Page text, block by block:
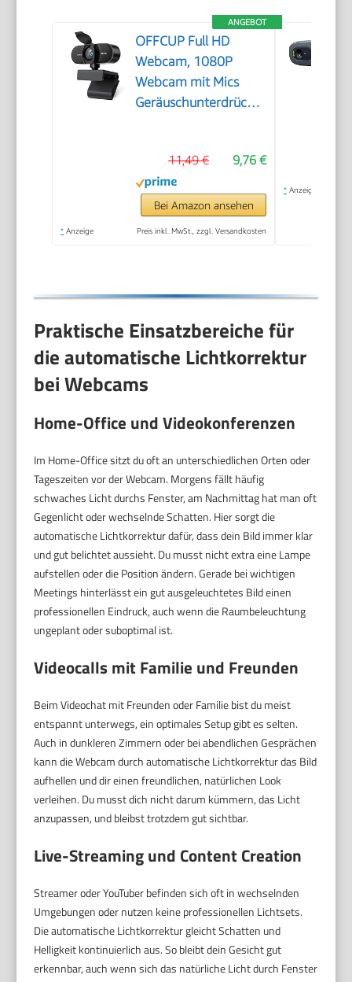
ANGEBOT
OFFCUP Full HD
Webcam, 1080P
Webcam mit Mics
Geräuschunterdrückung,
Kamera für PC Laptop
für Live-Streaming
Videoanruf Konferenz
Online-Unterricht
9,76 €
11,49 €
Bei Amazon ansehen
* Anzeige Preis inkl. MwSt., zzgl. Versandkosten
* Anzeige
Praktische Einsatzbereiche für
die automatische Lichtkorrektur
bei Webcams
Home-Office und Videokonferenzen
Im Home-Office sitzt du oft an unterschiedlichen Orten oder
Tageszeiten vor der Webcam. Morgens fällt häufig
schwaches Licht durchs Fenster, am Nachmittag hat man oft
Gegenlicht oder wechselnde Schatten. Hier sorgt die
automatische Lichtkorrektur dafür, dass dein Bild immer klar
und gut belichtet aussieht. Du musst nicht extra eine Lampe
aufstellen oder die Position ändern. Gerade bei wichtigen
Meetings hinterlässt ein gut ausgeleuchtetes Bild einen
professionellen Eindruck, auch wenn die Raumbeleuchtung
ungeplant oder suboptimal ist.
Videocalls mit Familie und Freunden
Beim Videochat mit Freunden oder Familie bist du meist
entspannt unterwegs, ein optimales Setup gibt es selten.
Auch in dunkleren Zimmern oder bei abendlichen Gesprächen
kann die Webcam durch automatische Lichtkorrektur das Bild
aufhellen und dir einen freundlichen, natürlichen Look
verleihen. Du musst dich nicht darum kümmern, das Licht
anzupassen, und bleibst trotzdem gut sichtbar.
Live-Streaming und Content Creation
Streamer oder YouTuber befinden sich oft in wechselnden
Umgebungen oder nutzen keine professionellen Lichtsets.
Die automatische Lichtkorrektur gleicht Schatten und
Helligkeit kontinuierlich aus. So bleibt dein Gesicht gut
erkennbar, auch wenn sich das natürliche Licht durch Fenster